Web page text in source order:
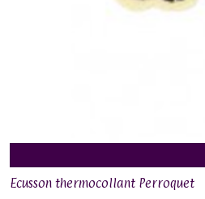
Ecusson thermocollant Perroquet